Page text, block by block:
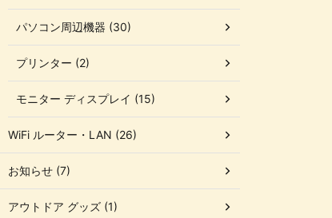
パソコン周辺機器 (30)
プリンター (2)
モニター ディスプレイ (15)
WiFi ルーター・LAN (26)
お知らせ (7)
アウトドア グッズ (1)